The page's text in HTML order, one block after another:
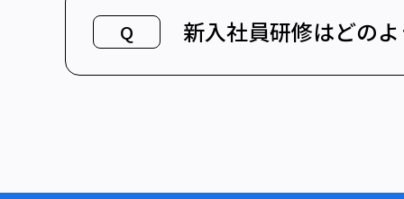
Q 新入社員研修はどの